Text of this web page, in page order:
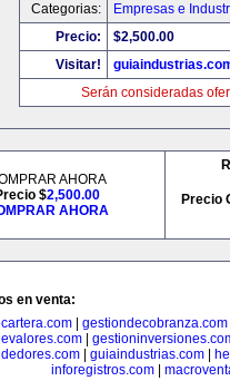
Categorias:
Empresas e
Precio:
$2,500.00
Visitar!
Serán consideradas
AHORA
$2,500.00
AHORA
Precio
en venta:
| gestiondecobranza.com
|
guiaindustrias.com
inforegistros.com